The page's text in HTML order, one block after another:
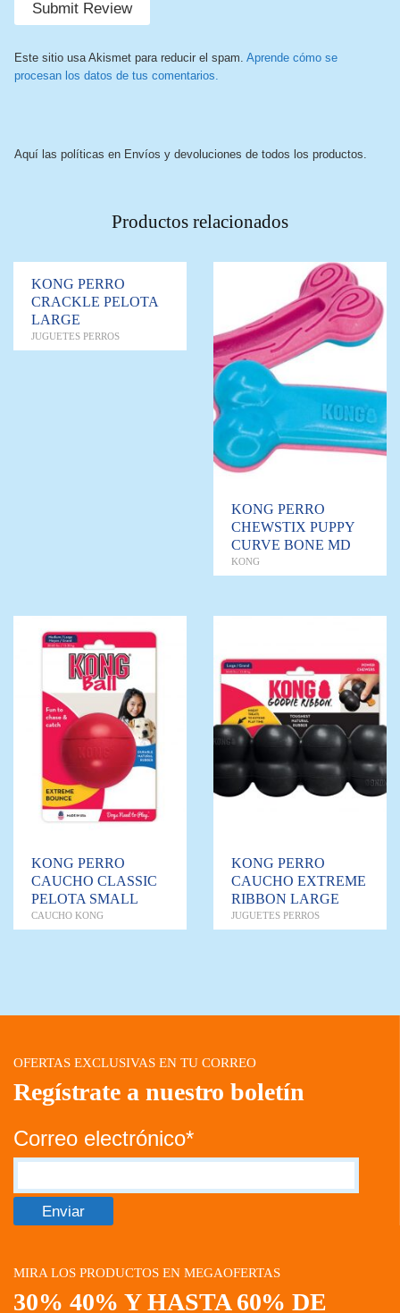
Este sitio usa Akismet para reducir el spam. Aprende cómo se
procesan los datos de tus comentarios.
Aquí las políticas en Envíos y devoluciones de todos los productos.
Productos relacionados
KONG PERRO
CRACKLE PELOTA
LARGE
JUGUETES PERROS
KONG PERRO
CHEWSTIX PUPPY
CURVE BONE MD
KONG
KONG PERRO
CAUCHO CLASSIC
PELOTA SMALL
CAUCHO KONG
KONG PERRO
CAUCHO EXTREME
RIBBON LARGE
JUGUETES PERROS
OFERTAS EXCLUSIVAS EN TU CORREO
Regístrate a nuestro boletín
Correo electrónico*
MIRA LOS PRODUCTOS EN MEGAOFERTAS
30% 40% Y HASTA 60% DE